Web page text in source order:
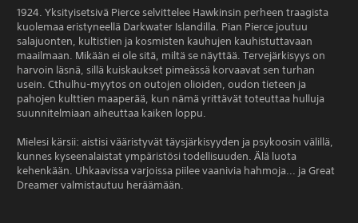
1924. Yksityisetsivä Pierce selvittelee Hawkinsin perheen traagista
kuolemaa eristyneellä Darkwater Islandilla. Pian Pierce joutuu
salajuonten, kultistien ja kosmisten kauhujen kauhistuttavaan
maailmaan. Mikään ei ole sitä, miltä se näyttää. Tervejärkisyys on
harvoin läsnä, sillä kuiskaukset pimeässä korvaavat sen turhan
usein. Cthulhu-myytos on outojen olioiden, oudon tieteen ja
pahojen kulttien maaperää, kun nämä yrittävät toteuttaa hulluja
suunnitelmiaan aiheuttaa kaiken loppu.
Mielesi kärsii: aistisi vääristyvät täysjärkisyyden ja psykoosin välillä,
kunnes kyseenalaistat ympäristösi todellisuuden. Älä luota
kehenkään. Uhkaavissa varjoissa piilee vaanivia hahmoja... ja Great
Dreamer valmistautuu heräämään.